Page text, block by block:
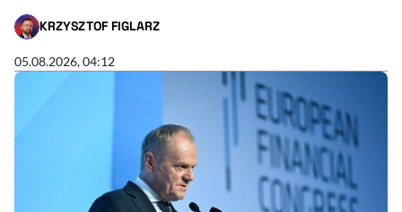
KRZYSZTOF FIGLARZ
- AUTOR ARTYKUŁU - PROFIL
05.08.2026, 04:12